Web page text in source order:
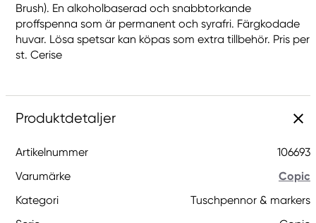
Brush). En alkoholbaserad och snabbtorkande
proffspenna som är permanent och syrafri. Färgkodade
huvar. Lösa spetsar kan köpas som extra tillbehör. Pris per
st. Cerise
Produktdetaljer
Artikelnummer
106693
Varumärke
Copic
Kategori
Tuschpennor & markers